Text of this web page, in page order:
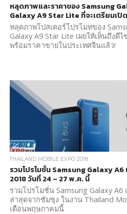
หลุดภาพและราคาของ Samsung
Galaxy A9 Star Lite ที่จะเตรียมเปิ
หลุดภาพโปสเตอร์โปรโมทของ
Galaxy A9 Star Lite เผยให้เห็นถึงดี
พร้อมราคาขายในประเทศจีนแล้ว!
THAILAND MOBILE EXPO 2018
รวมโปรโมชั่น Samsung Galaxy A6
2018 วันที่ 24 – 27 พ.ค. นี้
รวมโปรโมชั่น Samsung Galaxy A6
ล่าสุดจากซัมซุง ในงาน Thailand
เดือนพฤษภาคมนี้